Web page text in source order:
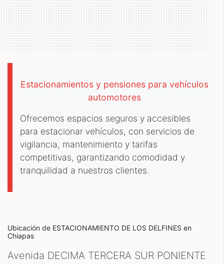
Estacionamientos y pensiones para vehículos
automotores
Ofrecemos espacios seguros y accesibles
para estacionar vehículos, con servicios de
vigilancia, mantenimiento y tarifas
competitivas, garantizando comodidad y
tranquilidad a nuestros clientes.
Ubicación de ESTACIONAMIENTO DE LOS DELFINES en
Chiapas
Avenida DECIMA TERCERA SUR PONIENTE